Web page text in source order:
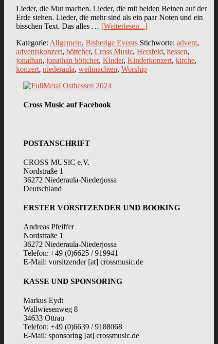
Lieder, die Mut machen. Lieder, die mit beiden Beinen auf der
Erde stehen. Lieder, die mehr sind als ein paar Noten und ein
bisschen Text. Das alles … [Weiterlesen...]
Kategorie: Allgemein, Bisherige Events Stichworte: advent,
adventskonzert, böttcher, Cross Music, Hersfeld, hessen,
jonathan, jonathan böttcher, Kinder, Kinderkonzert, kirche,
konzert, niederaula, weihnachten, Worship
Cross Music auf Facebook
POSTANSCHRIFT
CROSS MUSIC e.V.
Nordstraße 1
36272 Niederaula-Niederjossa
Deutschland
ERSTER VORSITZENDER UND BOOKING
Andreas Pfeiffer
Nordstraße 1
36272 Niederaula-Niederjossa
Telefon: +49 (0)6625 / 919941
E-Mail: vorsitzender [at] crossmusic.de
KASSE UND SPONSORING
Markus Eydt
Wallwiesenweg 8
34633 Ottrau
Telefon: +49 (0)6639 / 9188068
E-Mail: sponsoring [at] crossmusic.de